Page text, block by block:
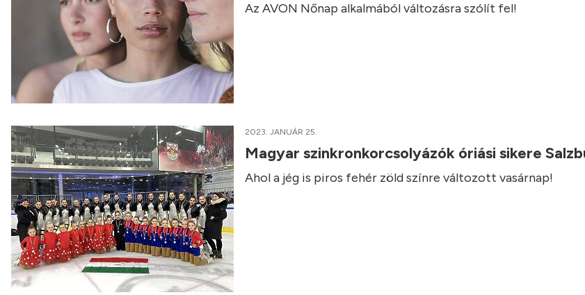
Az AVON Nőnap alkalmából változásra szólít fel!
2023. JANUÁR 25.
Magyar szinkronkorcsolyázók óriási sikere
Ahol a jég is piros fehér zöld színre változott vasárnap!